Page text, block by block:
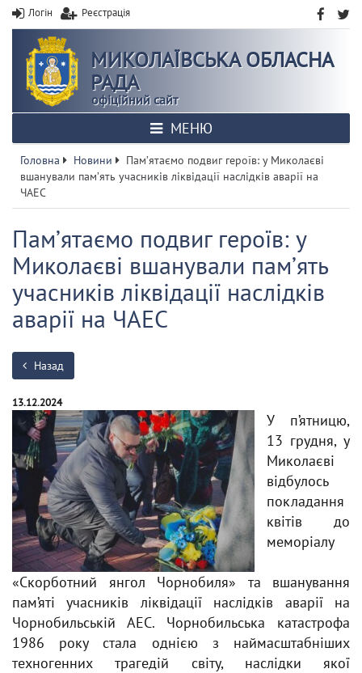
Логін Реєстрація
МИКОЛАЇВСЬКА ОБЛАСНА
РАДА
офіційний сайт
МЕНЮ
Головна Новини
Памʼятаємо подвиг героїв: у Миколаєві
вшанували памʼять учасників ліквідації наслідків аварії на
ЧАЕС
Памʼятаємо подвиг героїв: у
Миколаєві вшанували памʼять
учасників ліквідації наслідків
аварії на ЧАЕС
Назад
13.12.2024
У п’ятницю,
13 грудня, у
Миколаєві
відбулось
покладання
квітів до
меморіалу
«Скорботний янгол Чорнобиля» та вшанування
пам’яті учасників ліквідації наслідків аварії на
Чорнобильській АЕС. Чорнобильська катастрофа
1986 року стала однією з наймасштабніших
техногенних трагедій світу, наслідки якої